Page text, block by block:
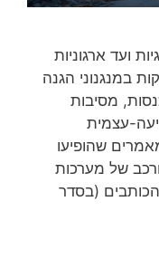
ועד ארגוניות
במנגנוני הגנה
מסיבות
עצמית
שהופיעו
של מערכות
(בסדר